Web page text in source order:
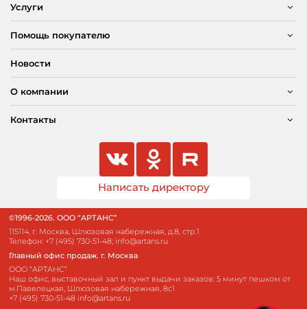
Услуги
Помощь покупателю
Новости
О компании
Контакты
Написать директору
©1996-2026. ООО “АРТАНС”
115114, г. Москва, Шлюзовая набережная, д.8, стр.1
Телефон: +7 (495) 730-51-48; info@artans.ru
Главный офис продаж. г. Москва
ООО “АРТАНС”
Наш офис, выставочный зал и пункт выдачи заказов: 5 минут пешком от
м.Павелецкая, Шлюзовая набережная, 8с1
+7 (495) 730-51-48 info@artans.ru